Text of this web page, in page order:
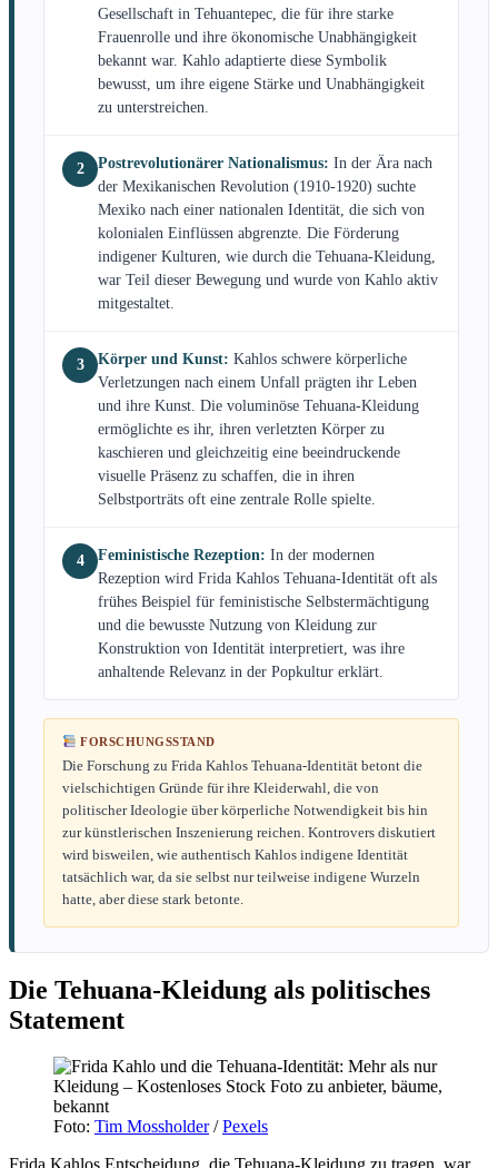
Gesellschaft in Tehuantepec, die für ihre starke
Frauenrolle und ihre ökonomische Unabhängigkeit
bekannt war. Kahlo adaptierte diese Symbolik
bewusst, um ihre eigene Stärke und Unabhängigkeit
zu unterstreichen.
2 Postrevolutionärer Nationalismus: In der Ära nach
der Mexikanischen Revolution (1910-1920) suchte
Mexiko nach einer nationalen Identität, die sich von
kolonialen Einflüssen abgrenzte. Die Förderung
indigener Kulturen, wie durch die Tehuana-Kleidung,
war Teil dieser Bewegung und wurde von Kahlo aktiv
mitgestaltet.
3 Körper und Kunst: Kahlos schwere körperliche
Verletzungen nach einem Unfall prägten ihr Leben
und ihre Kunst. Die voluminöse Tehuana-Kleidung
ermöglichte es ihr, ihren verletzten Körper zu
kaschieren und gleichzeitig eine beeindruckende
visuelle Präsenz zu schaffen, die in ihren
Selbstporträts oft eine zentrale Rolle spielte.
4 Feministische Rezeption: In der modernen
Rezeption wird Frida Kahlos Tehuana-Identität oft als
frühes Beispiel für feministische Selbstermächtigung
und die bewusste Nutzung von Kleidung zur
Konstruktion von Identität interpretiert, was ihre
anhaltende Relevanz in der Popkultur erklärt.
FORSCHUNGSSTAND
Die Forschung zu Frida Kahlos Tehuana-Identität betont die
vielschichtigen Gründe für ihre Kleiderwahl, die von
politischer Ideologie über körperliche Notwendigkeit bis hin
zur künstlerischen Inszenierung reichen. Kontrovers diskutiert
wird bisweilen, wie authentisch Kahlos indigene Identität
tatsächlich war, da sie selbst nur teilweise indigene Wurzeln
hatte, aber diese stark betonte.
Die Tehuana-Kleidung als politisches
Statement
Foto: Tim Mossholder/Pexels